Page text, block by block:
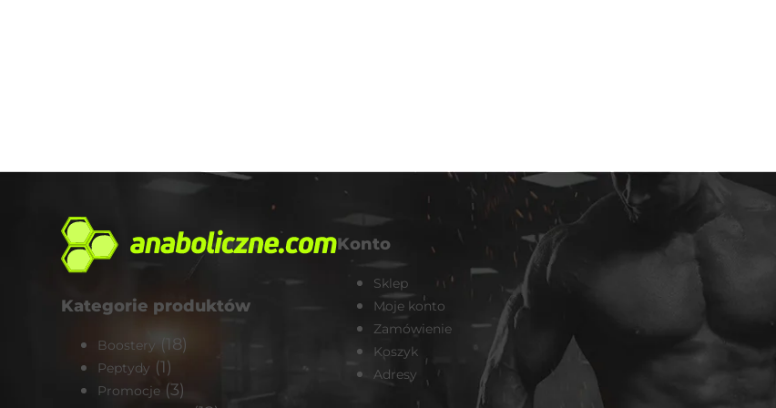
Kategorie produktów
Boostery (18)
Peptydy (1)
Promocje (3)
Konto
Sklep
Moje konto
Zamówienie
Koszyk
Adresy